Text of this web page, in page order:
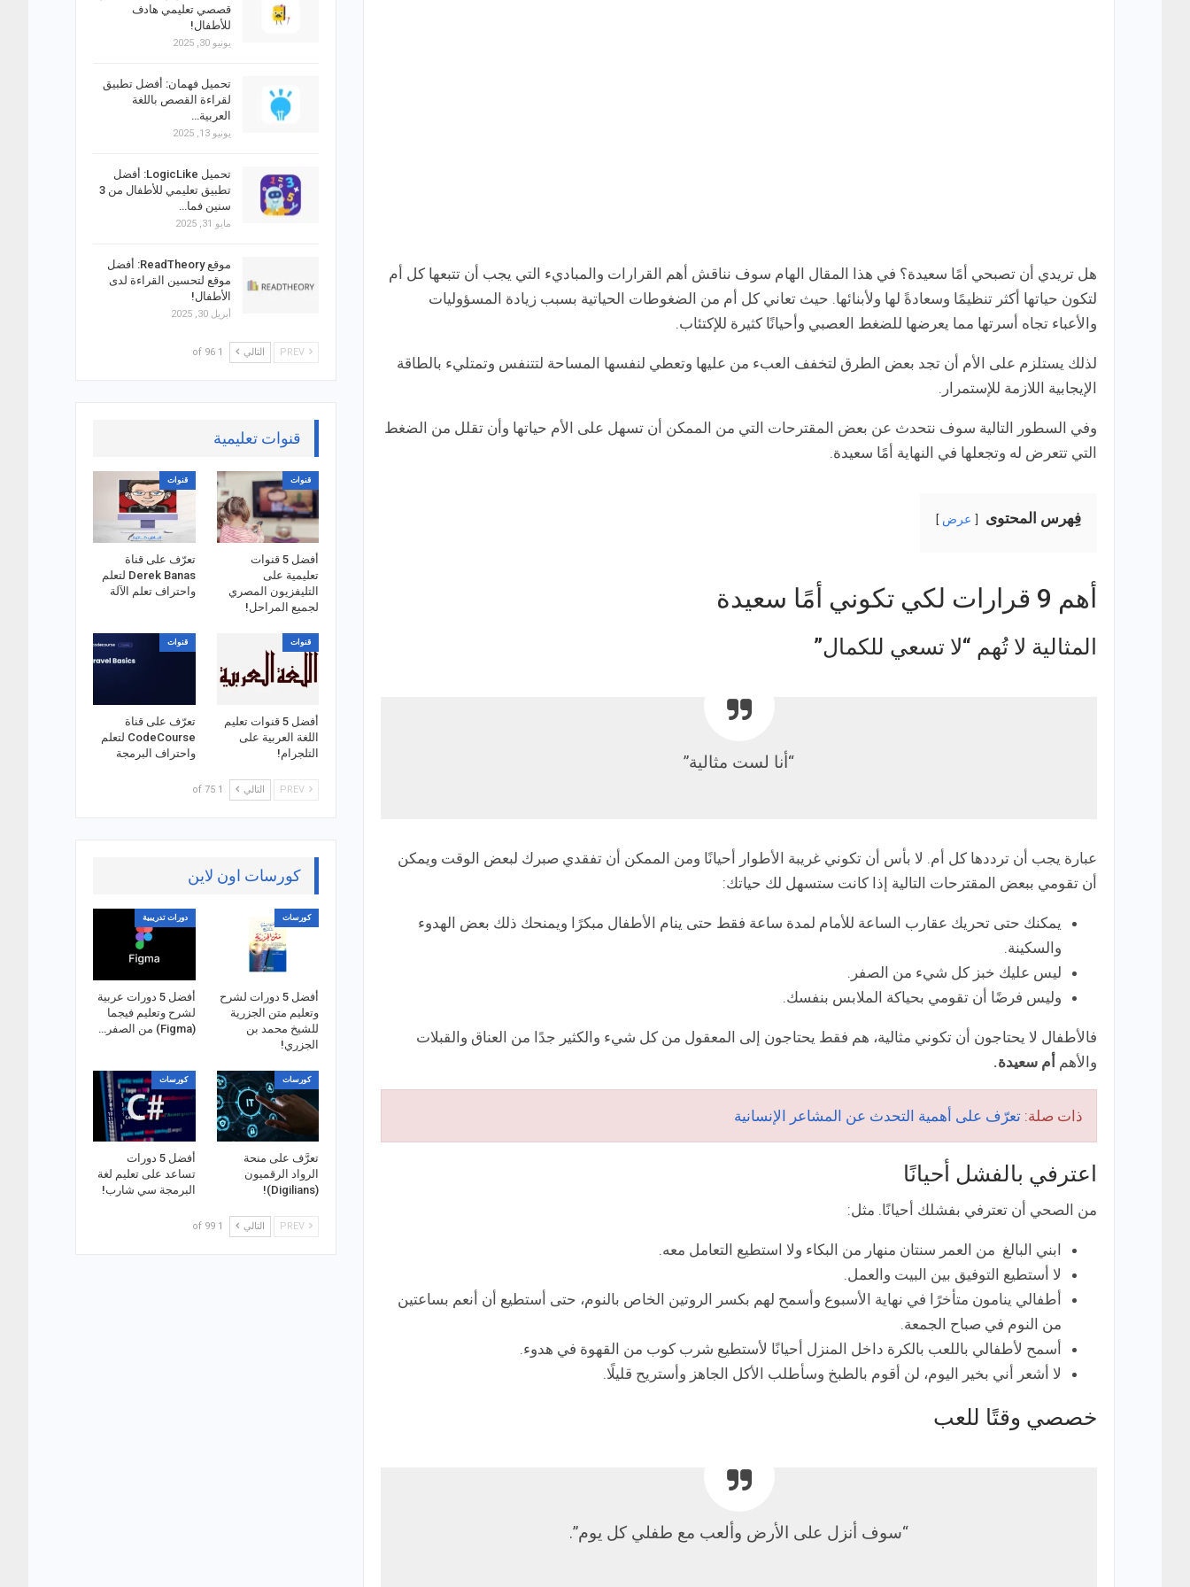
هل تريدي أن تصبحي أمًا سعيدة؟ في هذا المقال الهام سوف نناقش أهم القرارات والمباديء التي يجب أن تتبعها كل أم
لتكون حياتها أكثر تنظيمًا وسعادةً لها ولأبنائها. حيث تعاني كل أم من الضغوطات الحياتية بسبب زيادة المسؤوليات
والأعباء تجاه أسرتها مما يعرضها للضغط العصبي وأحيانًا كثيرة للإكتئاب.
لذلك يستلزم على الأم أن تجد بعض الطرق لتخفف العبء من عليها وتعطي لنفسها المساحة لتتنفس وتمتليء بالطاقة
الإيجابية اللازمة للإستمرار.
وفي السطور التالية سوف نتحدث عن بعض المقترحات التي من الممكن أن تسهل على الأم حياتها وأن تقلل من الضغط
التي تتعرض له وتجعلها في النهاية أمًا سعيدة.
فِهرس المحتوى عرض
أهم 9 قرارات لكي تكوني أمًا سعيدة
المثالية لا تُهم “لا تسعي للكمال”
“أنا لست مثالية”
عبارة يجب أن ترددها كل أم. لا بأس أن تكوني غريبة الأطوار أحيانًا ومن الممكن أن تفقدي صبرك لبعض الوقت ويمكن
أن تقومي ببعض المقترحات التالية إذا كانت ستسهل لك حياتك:
يمكنك حتى تحريك عقارب الساعة للأمام لمدة ساعة فقط حتى ينام الأطفال مبكرًا ويمنحك ذلك بعض الهدوء
والسكينة.
ليس عليك خبز كل شيء من الصفر.
وليس فرضًا أن تقومي بحياكة الملابس بنفسك.
فالأطفال لا يحتاجون أن تكوني مثالية، هم فقط يحتاجون إلى المعقول من كل شيء والكثير جدًا من العناق والقبلات
والأهم أم سعيدة.
ذات صلة: تعرّف على أهمية التحدث عن المشاعر الإنسانية
اعترفي بالفشل أحيانًا
من الصحي أن تعترفي بفشلك أحيانًا. مثل:
ابني البالغ من العمر سنتان منهار من البكاء ولا استطيع التعامل معه.
لا أستطيع التوفيق بين البيت والعمل.
أطفالي ينامون متأخرًا في نهاية الأسبوع وأسمح لهم بكسر الروتين الخاص بالنوم، حتى أستطيع أن أنعم بساعتين
من النوم في صباح الجمعة.
أسمح لأطفالي باللعب بالكرة داخل المنزل أحيانًا لأستطيع شرب كوب من القهوة في هدوء.
لا أشعر أني بخير اليوم، لن أقوم بالطبخ وسأطلب الأكل الجاهز وأستريح قليلًا.
خصصي وقتًا للعب
“سوف أنزل على الأرض وألعب مع طفلي كل يوم”.
قصصي تعليمي هادف
للأطفال!
يونيو 30, 2025
تحميل فهمان: أفضل تطبيق
لقراءة القصص باللغة
العربية…
يونيو 13, 2025
تحميل LogicLike: أفضل
تطبيق تعليمي للأطفال من 3
سنين فما…
مايو 31, 2025
موقع ReadTheory: أفضل
موقع لتحسين القراءة لدى
الأطفال!
أبريل 30, 2025
التالي 1 of 96
قنوات تعليمية
قنوات
أفضل 5 قنوات
تعليمية على
التليفزيون المصري
لجميع المراحل!
قنوات
تعرّف على قناة
Derek Banas لتعلم
واحتراف تعلم الآلة
قنوات
أفضل 5 قنوات تعليم
اللغة العربية على
التلجرام!
قنوات
تعرّف على قناة
CodeCourse لتعلم
واحتراف البرمجة
التالي 1 of 75
كورسات اون لاين
كورسات
أفضل 5 دورات لشرح
وتعليم متن الجزرية
للشيخ محمد بن
الجزري!
دورات تدريبية
أفضل 5 دورات عربية
لشرح وتعليم فيجما
(Figma) من الصفر…
كورسات
تعرَّف على منحة
الرواد الرقميون
(Digilians)!
كورسات
أفضل 5 دورات
تساعد على تعليم لغة
البرمجة سي شارب!
التالي 1 of 99